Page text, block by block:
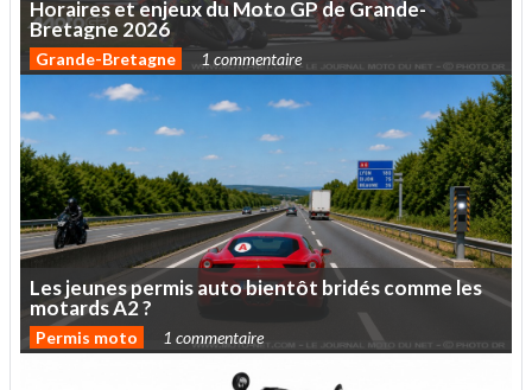
HorairesetenjeuxduMotoGPdeGrande-
Bretagne 2026
Grande-Bretagne 1 commentaire
Lesjeunespermisautobientôt bridéscommeles
motardsA2?
Permis moto 1 commentaire